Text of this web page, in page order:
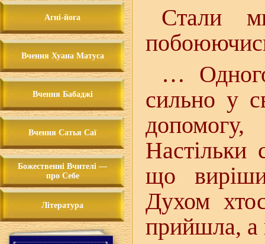
Агні-йога
Вчення Хуана Матуса
Вчення Бабаджі
Вчення Сатья Саї
Божественні Вчителі —
про Себе
Література
Стали
…
сильно у
Настільки
що
Духом
прийшла, а